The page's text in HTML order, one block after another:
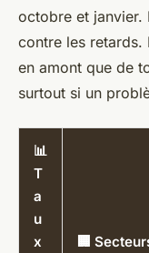
octobre et janvier.
contre les retards.
en amont que de
surtout si un
📊
T
a
u
x
🏢